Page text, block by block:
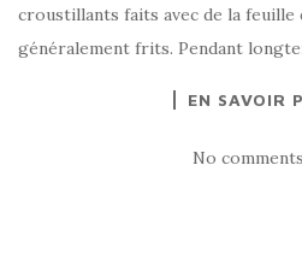
croustillants faits avec de la
généralement frits. Pendant
EN SAVOIR
No